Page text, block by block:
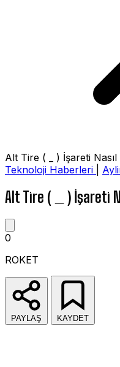
Alt Tire ( _ ) İşareti Nasıl
Teknoloji Haberleri
Alt Tire ( _ ) İşareti
0
ROKET
PAYLAŞ KAYDET